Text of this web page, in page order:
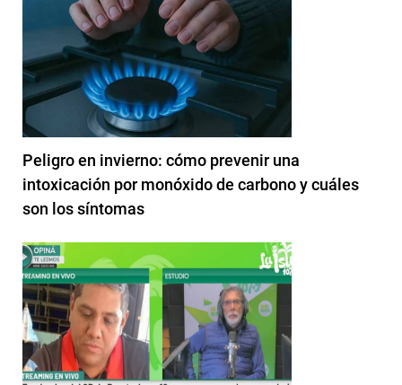
Peligro en invierno: cómo prevenir una
intoxicación por monóxido de carbono y cuáles
son los síntomas